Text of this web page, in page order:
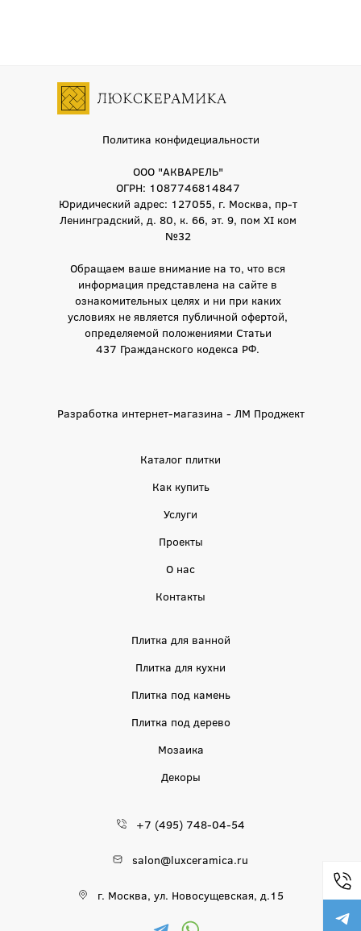
Политика конфидециальности
ООО "АКВАРЕЛЬ"
ОГРН: 1087746814847
Юридический адрес: 127055, г. Москва, пр-т
Ленинградский, д. 80, к. 66, эт. 9, пом XI ком
№32
Обращаем ваше внимание на то, что вся
информация представлена на сайте в
ознакомительных целях и ни при каких
условиях не является публичной офертой,
определяемой положениями Статьи
437 Гражданского кодекса РФ.
Разработка интернет-магазина - ЛМ Проджект
Каталог плитки
Как купить
Услуги
Проекты
О нас
Контакты
Плитка для ванной
Плитка для кухни
Плитка под камень
Плитка под дерево
Мозаика
Декоры
+7 (495) 748-04-54
salon@luxceramica.ru
г. Москва, ул. Новосущевская, д.15